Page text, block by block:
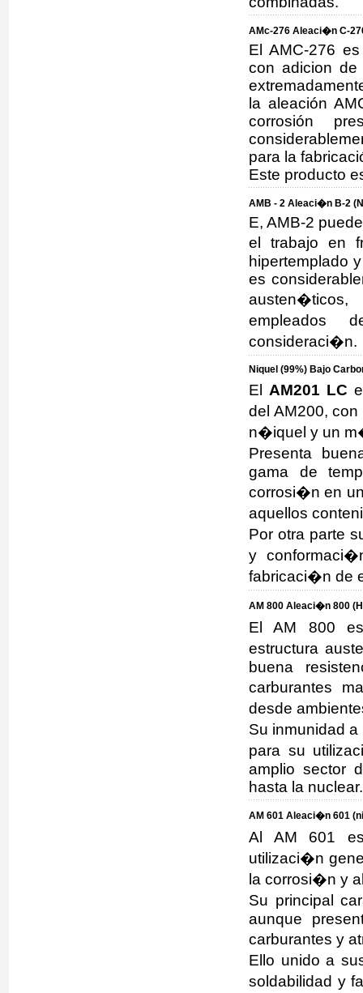
AMc-276 Aleaci�n C-
El AMC-276
con adicion
la aleación
corrosión
para la
Este producto
AMB - 2 Aleaci�n B-2
E, AMB-2
el trabajo en
hipertemplado
es
empleados
consideraci�n.
Niquel (99%) Bajo
El AM201 LC
del AM200,
n�iquel y un
Presenta
gama de
corrosi�n en
aquellos
Por otra parte
y
fabricaci�n de
AM 800 Aleaci�n 800
El AM 800
estructura
buena
carburantes
desde
Su inmunidad
para su
amplio sector
hasta la nuclear.
AM 601 Aleaci�n 601
Al AM 601
utilizaci�n
la corrosi�n y
Su principal
aunque
carburantes y
Ello unido a
soldabilidad y